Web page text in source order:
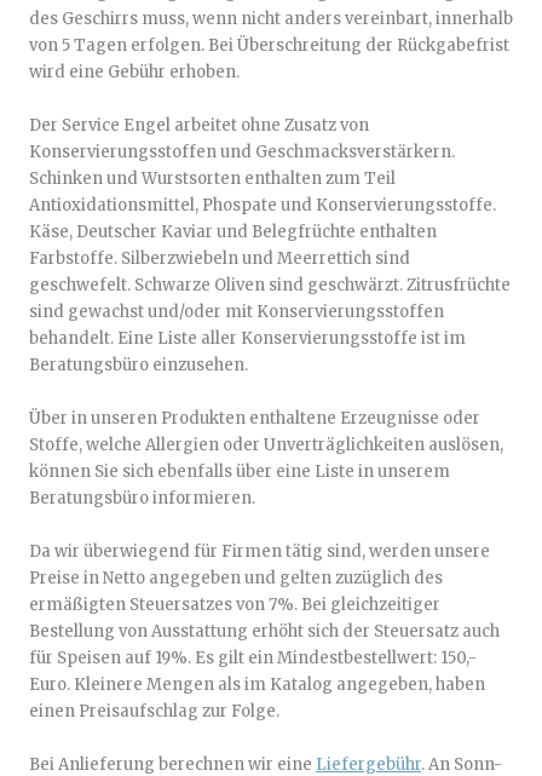
des Geschirrs muss, wenn nicht anders vereinbart, innerhalb
von 5 Tagen erfolgen. Bei Überschreitung der Rückgabefrist
wird eine Gebühr erhoben.
Der Service Engel arbeitet ohne Zusatz von
Konservierungsstoffen und Geschmacksverstärkern.
Schinken und Wurstsorten enthalten zum Teil
Antioxidationsmittel, Phospate und Konservierungsstoffe.
Käse, Deutscher Kaviar und Belegfrüchte enthalten
Farbstoffe. Silberzwiebeln und Meerrettich sind
geschwefelt. Schwarze Oliven sind geschwärzt. Zitrusfrüchte
sind gewachst und/oder mit Konservierungsstoffen
behandelt. Eine Liste aller Konservierungsstoffe ist im
Beratungsbüro einzusehen.
Über in unseren Produkten enthaltene Erzeugnisse oder
Stoffe, welche Allergien oder Unverträglichkeiten auslösen,
können Sie sich ebenfalls über eine Liste in unserem
Beratungsbüro informieren.
Da wir überwiegend für Firmen tätig sind, werden unsere
Preise in Netto angegeben und gelten zuzüglich des
ermäßigten Steuersatzes von 7%. Bei gleichzeitiger
Bestellung von Ausstattung erhöht sich der Steuersatz auch
für Speisen auf 19%. Es gilt ein Mindestbestellwert: 150,-
Euro. Kleinere Mengen als im Katalog angegeben, haben
einen Preisaufschlag zur Folge.
Bei Anlieferung berechnen wir eine Liefergebühr. An Sonn-